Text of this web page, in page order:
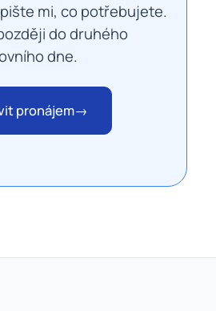
mi, co potřebujete.
do druhého
dne.
pronájem→